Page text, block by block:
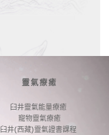
靈氣療癒
臼井靈氣能量療癒
寵物靈氣療癒
臼井(西藏)靈氣證書課程